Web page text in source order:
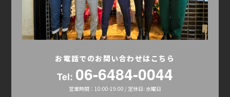
お電話でのお問い合わせはこちら
Tel: 06-6484-0044
営業時間：10:00-19:00 / 定休日: 水曜日